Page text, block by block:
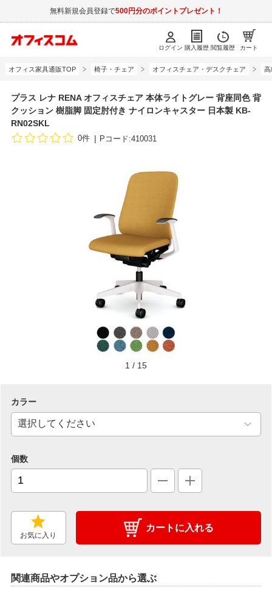
無料新規会員登録で500円分のポイントプレゼント！
ログイン 購入履歴 閲覧履歴 カート
オフィス家具通販TOP 椅子・チェア オフィスチェア・デスクチェア 高
プラス レナ RENA オフィスチェア 本体ライトグレー 背座同色 背
クッション 樹脂脚 固定肘付き ナイロンキャスター 日本製 KB-
RN02SKL
0件 Pコード:410031
1 / 15
カラー
個数
お気に入り
カートに入れる
関連商品やオプション品から選ぶ